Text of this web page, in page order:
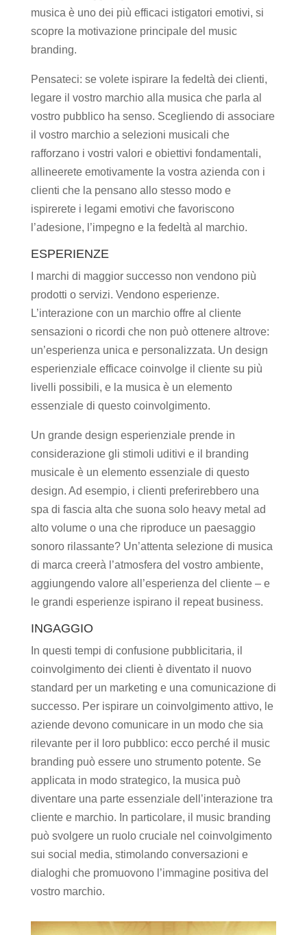
musica è uno dei più efficaci istigatori emotivi, si
scopre la motivazione principale del music
branding.
Pensateci: se volete ispirare la fedeltà dei clienti,
legare il vostro marchio alla musica che parla al
vostro pubblico ha senso. Scegliendo di associare
il vostro marchio a selezioni musicali che
rafforzano i vostri valori e obiettivi fondamentali,
allineerete emotivamente la vostra azienda con i
clienti che la pensano allo stesso modo e
ispirerete i legami emotivi che favoriscono
l’adesione, l’impegno e la fedeltà al marchio.
ESPERIENZE
I marchi di maggior successo non vendono più
prodotti o servizi. Vendono esperienze.
L’interazione con un marchio offre al cliente
sensazioni o ricordi che non può ottenere altrove:
un’esperienza unica e personalizzata. Un design
esperienziale efficace coinvolge il cliente su più
livelli possibili, e la musica è un elemento
essenziale di questo coinvolgimento.
Un grande design esperienziale prende in
considerazione gli stimoli uditivi e il branding
musicale è un elemento essenziale di questo
design. Ad esempio, i clienti preferirebbero una
spa di fascia alta che suona solo heavy metal ad
alto volume o una che riproduce un paesaggio
sonoro rilassante? Un’attenta selezione di musica
di marca creerà l’atmosfera del vostro ambiente,
aggiungendo valore all’esperienza del cliente – e
le grandi esperienze ispirano il repeat business.
INGAGGIO
In questi tempi di confusione pubblicitaria, il
coinvolgimento dei clienti è diventato il nuovo
standard per un marketing e una comunicazione di
successo. Per ispirare un coinvolgimento attivo, le
aziende devono comunicare in un modo che sia
rilevante per il loro pubblico: ecco perché il music
branding può essere uno strumento potente. Se
applicata in modo strategico, la musica può
diventare una parte essenziale dell’interazione tra
cliente e marchio. In particolare, il music branding
può svolgere un ruolo cruciale nel coinvolgimento
sui social media, stimolando conversazioni e
dialoghi che promuovono l’immagine positiva del
vostro marchio.